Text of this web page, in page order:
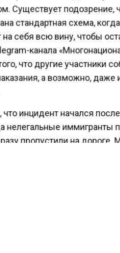
Существует подозрение,
стандартная схема,
себя всю вину, чтобы
канала
что другие участники
а возможно, даже
инцидент начался
нелегальные иммигранты
пропустили на